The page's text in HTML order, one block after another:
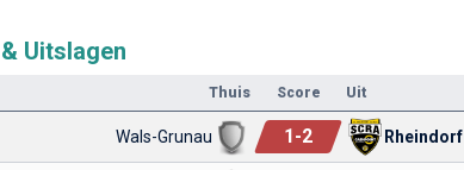
Uitslagen
Thuis Score Uit
Wals-Grunau 1-2 Rheindorf